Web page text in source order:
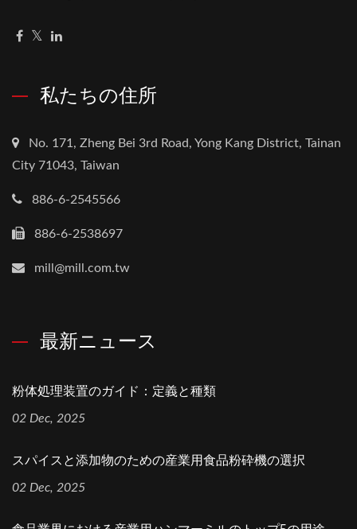
私たちの住所
No. 171, Zheng Bei 3rd Road, Yong Kang District, Tainan
City 71043, Taiwan
886-6-2545566
886-6-2538697
mill@mill.com.tw
最新ニュース
粉体処理装置のガイド：定義と種類
02 Dec, 2025
スパイスと添加物のための産業用食品粉砕機の選択
02 Dec, 2025